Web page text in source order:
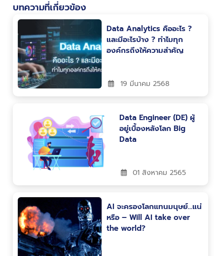
บทความที่เกี่ยวข้อง
Data Analytics คืออะไร ?
และมีอะไรบ้าง ? ทำไมทุก
องค์กรถึงให้ความสำคัญ
19 มีนาคม 2568
Data Engineer (DE) ผู้
อยู่เบื้องหลังโลก Big
Data
01 สิงหาคม 2565
AI จะครองโลกแทนมนุษย์…แน่
หรือ – Will AI take over
the world?